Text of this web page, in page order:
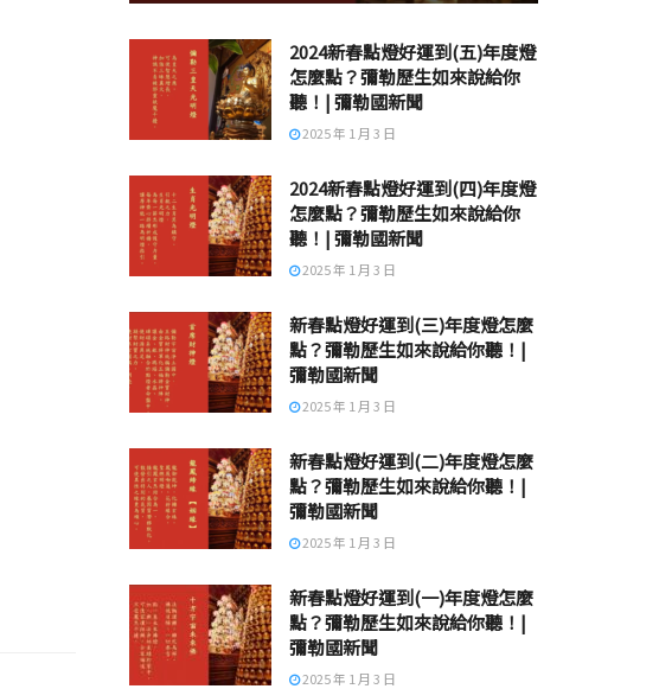
2024新春點燈好運到(五)年度燈
怎麼點？彌勒歷生如來說給你
聽！| 彌勒國新聞
2025 年 1 月 3 日
2024新春點燈好運到(四)年度燈
怎麼點？彌勒歷生如來說給你
聽！| 彌勒國新聞
2025 年 1 月 3 日
新春點燈好運到(三)年度燈怎麼
點？彌勒歷生如來說給你聽！|
彌勒國新聞
2025 年 1 月 3 日
新春點燈好運到(二)年度燈怎麼
點？彌勒歷生如來說給你聽！|
彌勒國新聞
2025 年 1 月 3 日
新春點燈好運到(一)年度燈怎麼
點？彌勒歷生如來說給你聽！|
彌勒國新聞
2025 年 1 月 3 日